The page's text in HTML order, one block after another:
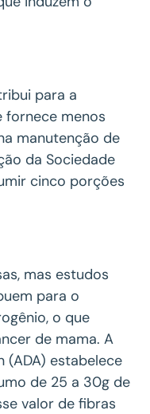
para a
fornece menos
manutenção de
da Sociedade
cinco porções
mas estudos
para o
o que
de mama. A
(ADA) estabelece
de 25 a 30g de
valor de fibras